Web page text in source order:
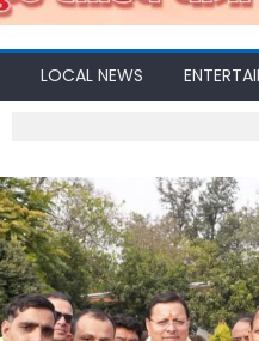
LOCAL NEWS